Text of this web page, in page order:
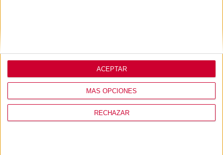
MÁS OPCIONES
RECHAZAR
ACEPTAR